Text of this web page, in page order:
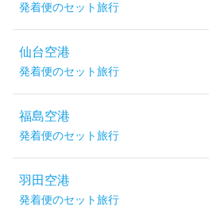
発着便のセット旅行
仙台空港
発着便のセット旅行
福島空港
発着便のセット旅行
羽田空港
発着便のセット旅行